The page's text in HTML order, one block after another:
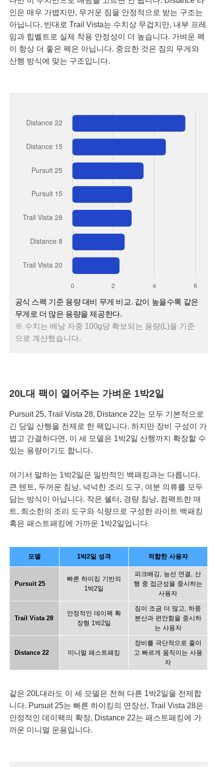
인은 매우 가볍지만, 무거운 짐을 안정적으로 받는 구조는
아닙니다. 반대로 Trail Vista는 수치상 무겁지만, 내부 프레
임과 힙벨트로 실제 착용 안정성이 더 높습니다. 가벼운 팩
이 항상 더 좋은 팩은 아닙니다. 중요한 것은 짐의 무게와
산행 방식에 맞는 구조입니다.
공식 스펙 기준 용량 대비 무게 비교. 값이 높을수록 같은
무게로 더 많은 용량을 제공한다.
※ 수치는 배낭 자중 100g당 확보되는 용량(L)을 기준
으로 계산했습니다.
20L대 팩이 열어주는 가벼운 1박2일
Pursuit 25, Trail Vista 28, Distance 22는 모두 기본적으로
긴 당일 산행을 전제로 한 팩입니다. 하지만 장비 구성이 가
볍고 간결하다면, 이 세 모델은 1박2일 산행까지 확장할 수
있는 용량이기도 합니다.
여기서 말하는 1박2일은 일반적인 백패킹과는 다릅니다.
큰 텐트, 두꺼운 침낭, 넉넉한 조리 도구, 여분 의류를 모두
담는 방식이 아닙니다. 작은 쉘터, 경량 침낭, 컴팩트한 매
트, 최소한의 조리 도구와 식량으로 구성한 라이트 백패킹
혹은 패스트패킹에 가까운 1박2일입니다.
모델 1박2일 성격 적합한 사용자
Pursuit 25
빠른 하이킹 기반의
1박2일
피크배깅, 능선 연결, 산
행 중 접근성을 중시하는
사용자
Trail Vista 28
안정적인 데이팩 확
장형 1박2일
짐이 조금 더 많고, 하중
분산과 편안함을 중시하
는 사용자
Distance 22 미니멀 패스트패킹
장비를 극단적으로 줄이
고 빠르게 움직이는 사용
자
같은 20L대라도 이 세 모델은 전혀 다른 1박2일을 전제합
니다. Pursuit 25는 빠른 하이킹의 연장선, Trail Vista 28은
안정적인 데이팩의 확장, Distance 22는 패스트패킹에 가
까운 미니멀 운용입니다.